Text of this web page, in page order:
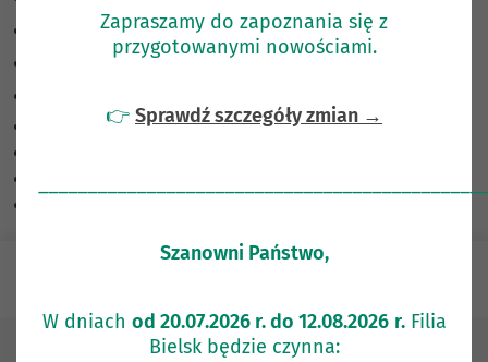
Zaznacz nagłówki
Skalowanie treści 100%
Informacje o stawkach referencyjnych
Zapraszamy do zapoznania się z
przygotowanymi nowościami.
👉 Sprawdź szczegóły zmian →
Szanowni Państwo,
W dniach od 20.07.2026 r. do 12.08.2026 r.Filia
Bielsk będzie czynna: